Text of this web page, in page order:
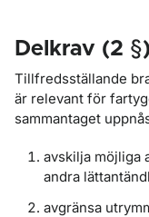
Delkrav (2 §)
Tillfredsställande
är relevant för
sammantaget
avskilja möjliga
andra
avgränsa